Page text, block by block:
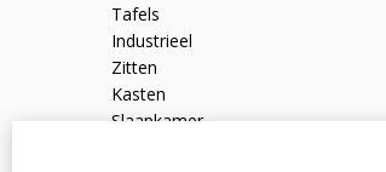
Tafels
Industrieel
Zitten
Kasten
Slaapkamer